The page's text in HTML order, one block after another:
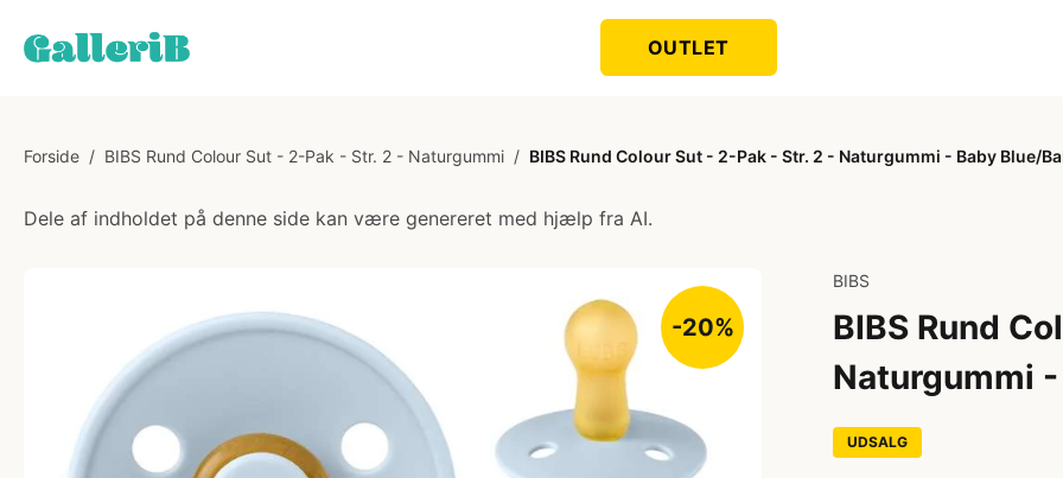
OUTLET
Forside / BIBS Rund Colour Sut - 2-Pak - Str. 2 - Naturgummi / BIBS Rund Colour Sut - 2-Pak - Str. 2 - Naturgummi - Baby Blue/
Dele af indholdet på denne side kan være genereret med hjælp fra AI.
-20%
BIBS
BIBS Rund
Naturgummi
UDSALG